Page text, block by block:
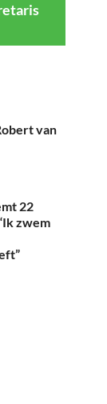
van
22
zwem